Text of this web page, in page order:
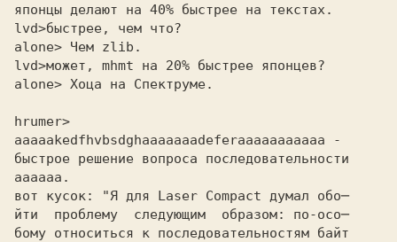
японцы делают на 40% быстрее на текстах.
lvd>
alone> Чем zlib.
lvd>
alone> Хоца на Спектруме.
hrumer>
aaaaakedfhvbsdghaaaaaaadeferaaaaaaaaaaa -
быстрое решение вопроса последовательности
аааааа.
вот кусок: "Я для Laser Compact думал обо─
йти  проблему  следующим  образом: по-осо─
бому относиться к последовательностям байт